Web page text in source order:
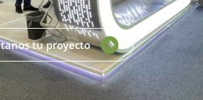
tu proyecto